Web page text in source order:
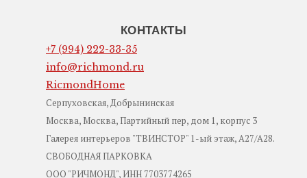
КОНТАКТЫ
+7 (994) 222-33-35
info@richmond.ru
RicmondHome
Серпуховская, Добрынинская
Москва, Москва, Партийный пер, дом 1, корпус 3
Галерея интерьеров "ТВИНСТОР" 1-ый этаж, А27/А28.
СВОБОДНАЯ ПАРКОВКА
ООО "РИЧМОНД", ИНН 7703774265